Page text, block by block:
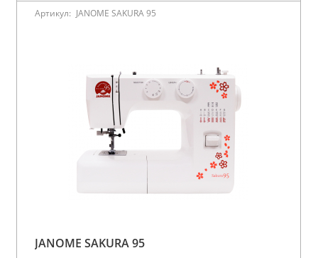
Артикул: JANOME SAKURA 95
JANOME SAKURA 95